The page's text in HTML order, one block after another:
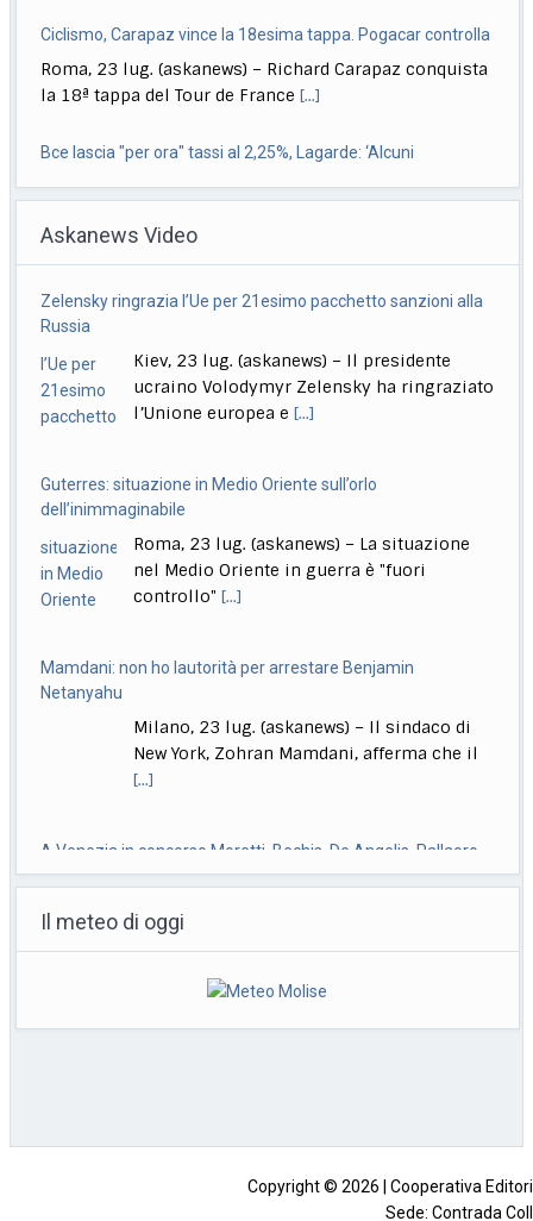
Ciclismo, Carapaz vince la 18esima tappa. Pogacar controlla
Roma, 23 lug. (askanews) – Richard Carapaz conquista
la 18ª tappa del Tour de France[...]
Bce lascia "per ora" tassi al 2,25%, Lagarde: ‘Alcuni
2,25% "per ora" nell’area euro.
Meloni: puniamo i ragazzi che pensano di poter fare come
vogliono
Roma, 23 lug. (askanews) – "Chi aggredisce, chi rapina,
chi devasta deve pagare sempre, anche[...]
Russia
ucraino Volodymyr Zelensky ha ringraziato
l’Unione europea e [...]
dell’inimmaginabile
Roma, 23 lug. (askanews) – La situazione
nel Medio Oriente in guerra è "fuori
controllo"[...]
Netanyahu
New York, Zohran Mamdani, afferma che il
[...]
Strippoli
Roma, 23 lug. (askanews) – Nanni Moretti
torna in concorso a Venezia, a 37 anni
Non[...]
Il meteo di oggi
Copyright © 2026 | Cooperativa
Sede: Contrada